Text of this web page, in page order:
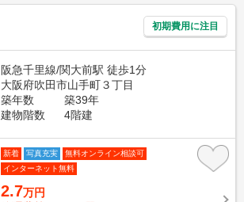
初期費用に注目
阪急千里線/関大前駅 徒歩1分
大阪府吹田市山手町３丁目
築年数
築39年
建物階数
4階建
新着 写真充実
無料オンライン相談可
インターネット無料
2.7万円